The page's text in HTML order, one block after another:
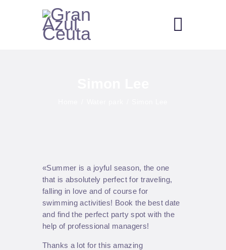
«Summer is a joyful season, the one
that is absolutely perfect for traveling,
falling in love and of course for
swimming activities! Book the best date
and find the perfect party spot with the
help of professional managers!
Thanks a lot for this amazing